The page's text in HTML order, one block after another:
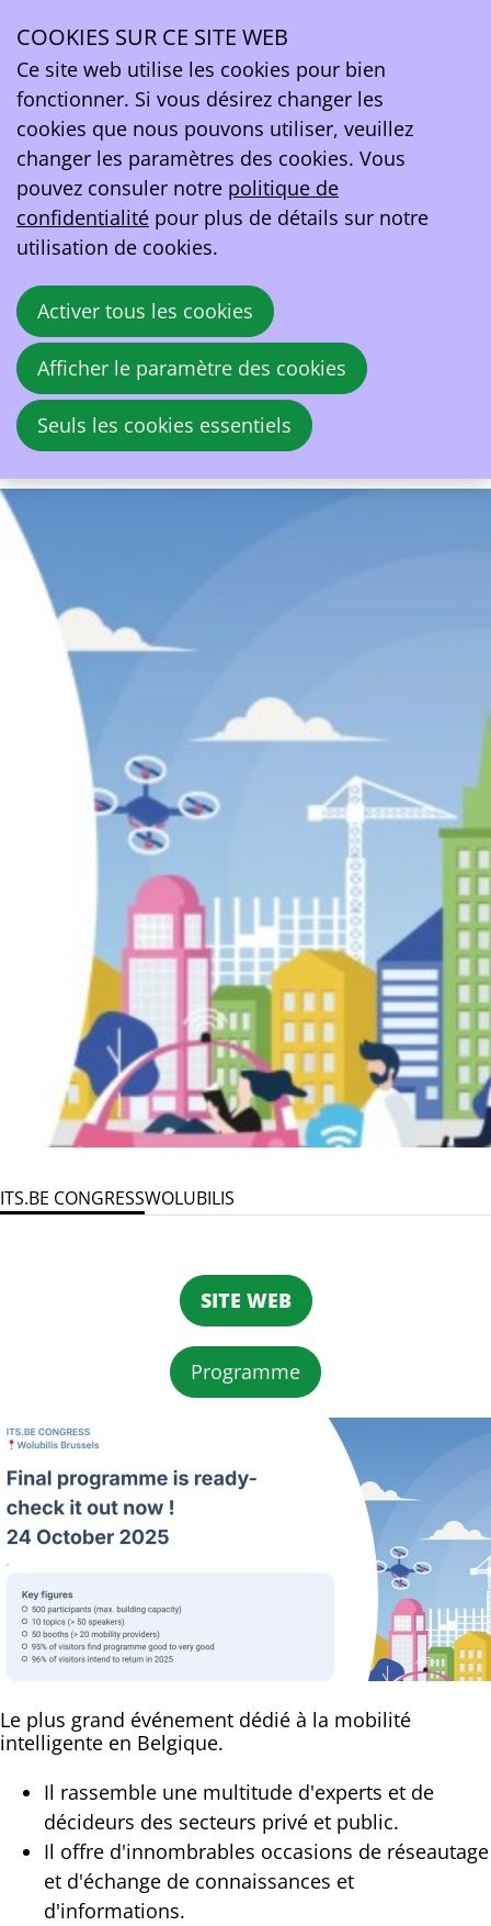
ven.
24
oct.
2025
09:00 - 17:00 Wolubilis
ITS.BE CONGRESS
Au sein d'ITS.be, plus de 80 partenaires
publics et privés de premier plan travaillent
quotidiennement sur des dossiers liés à la
mobilité durable, tant au niveau des experts
que des décideurs. Le congrès est notre
événement annuel qui rassemble tous ces
acteurs.
ITS.BE CONGRESSWOLUBILIS
SITE WEB
Programme
Le plus grand événement dédié à la mobilité
intelligente en Belgique.
Il rassemble une multitude d'experts et de
décideurs des secteurs privé et public.
Il offre d'innombrables occasions de réseautage
et d'échange de connaissances et
d'informations.
COOKIES SUR CE SITE WEB
Ce site web utilise les cookies pour bien
fonctionner. Si vous désirez changer les
cookies que nous pouvons utiliser, veuillez
changer les paramètres des cookies. Vous
pouvez consuler notre politique de
confidentialité pour plus de détails sur notre
utilisation de cookies.
Activer tous les cookies
Afficher le paramètre des cookies
Seuls les cookies essentiels